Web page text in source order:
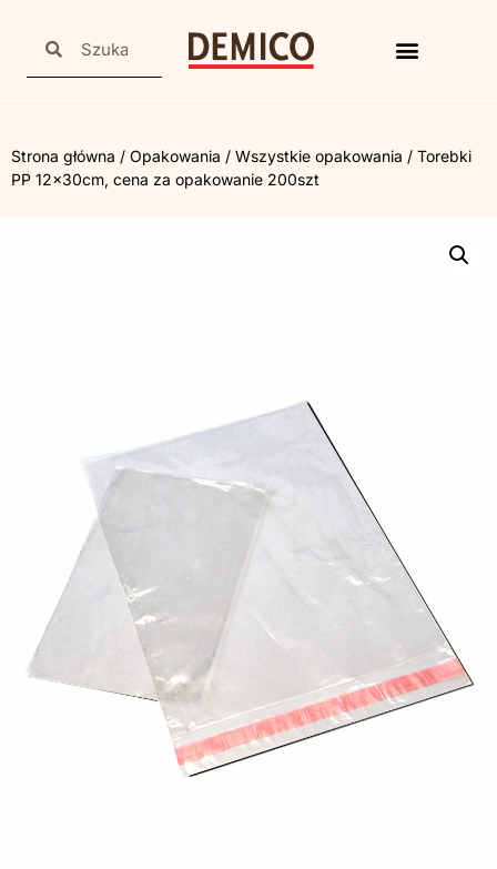
Strona główna / Opakowania / Wszystkie opakowania / Torebki
PP 12x30cm, cena za opakowanie 200szt